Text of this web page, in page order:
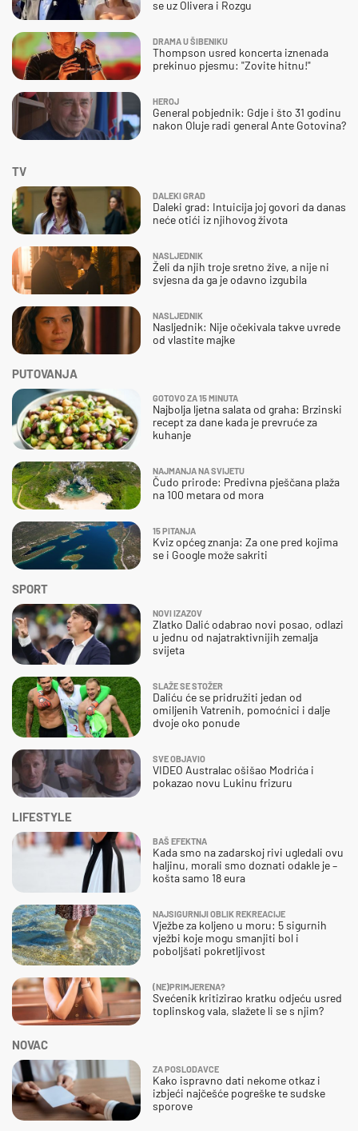
se uz Olivera i Rozgu
DRAMA U ŠIBENIKU
Thompson usred koncerta iznenada
prekinuo pjesmu: "Zovite hitnu!"
HEROJ
General pobjednik: Gdje i što 31 godinu
nakon Oluje radi general Ante Gotovina?
SPORT
NOVI IZAZOV
Zlatko Dalić odabrao novi posao, odlazi
u jednu od najatraktivnijih zemalja
svijeta
SLAŽE SE STOŽER
Daliću će se pridružiti jedan od
omiljenih Vatrenih, pomoćnici i dalje
dvoje oko ponude
SVE OBJAVIO
VIDEO Australac ošišao Modrića i
pokazao novu Lukinu frizuru
TV
DALEKI GRAD
Daleki grad: Intuicija joj govori da danas
neće otići iz njihovog života
NASLJEDNIK
Želi da njih troje sretno žive, a nije ni
svjesna da ga je odavno izgubila
NASLJEDNIK
Nasljednik: Nije očekivala takve uvrede
od vlastite majke
PUTOVANJA
GOTOVO ZA 15 MINUTA
Najbolja ljetna salata od graha: Brzinski
recept za dane kada je prevruće za
kuhanje
NAJMANJA NA SVIJETU
Čudo prirode: Predivna pješčana plaža
na 100 metara od mora
15 PITANJA
Kviz općeg znanja: Za one pred kojima
se i Google može sakriti
NOVAC
ZA POSLODAVCE
Kako ispravno dati nekome otkaz i
izbjeći najčešće pogreške te sudske
sporove
LIFESTYLE
BAŠ EFEKTNA
Kada smo na zadarskoj rivi ugledali ovu
haljinu, morali smo doznati odakle je –
košta samo 18 eura
NAJSIGURNIJI OBLIK REKREACIJE
Vježbe za koljeno u moru: 5 sigurnih
vježbi koje mogu smanjiti bol i
poboljšati pokretljivost
(NE)PRIMJERENA?
Svećenik kritizirao kratku odjeću usred
toplinskog vala, slažete li se s njim?